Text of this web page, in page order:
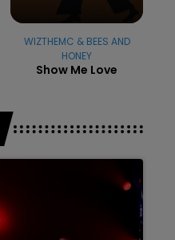
WIZTHEMC & BEES AND
HONEY
Show Me Love